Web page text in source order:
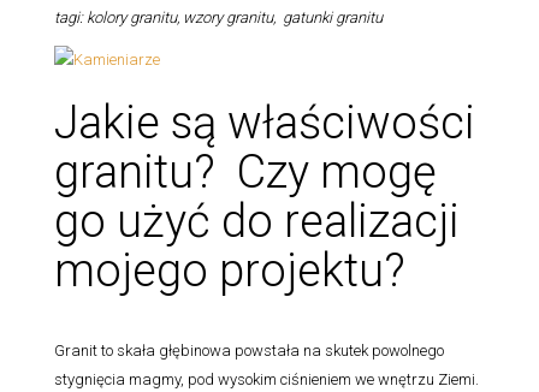
tagi: kolory granitu, wzory granitu, gatunki granitu
Jakie są właściwości
granitu? Czy mogę
go użyć do realizacji
mojego projektu?
Granit to skała głębinowa powstała na skutek powolnego
stygnięcia magmy, pod wysokim ciśnieniem we wnętrzu Ziemi.